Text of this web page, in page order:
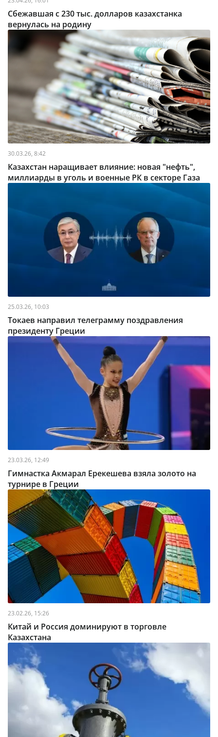
Сбежавшая с 230 тыс. долларов казахстанка
вернулась на родину
30.03.26, 8:42
Казахстан наращивает влияние: новая "нефть",
миллиарды в уголь и военные РК в секторе Газа
25.03.26, 10:03
Токаев направил телеграмму поздравления
президенту Греции
23.03.26, 12:49
Гимнастка Акмарал Ерекешева взяла золото на
турнире в Греции
23.02.26, 15:26
Китай и Россия доминируют в торговле
Казахстана